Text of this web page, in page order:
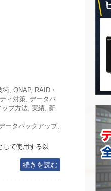
術, QNAP, RAID・
ィ対策, データバ
ップ方法, 実績, 新
ータバックアップ,
して使用する以
続きを読む